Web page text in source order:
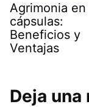
Agrimonia en
cápsulas:
Beneficios y
Ventajas
Deja